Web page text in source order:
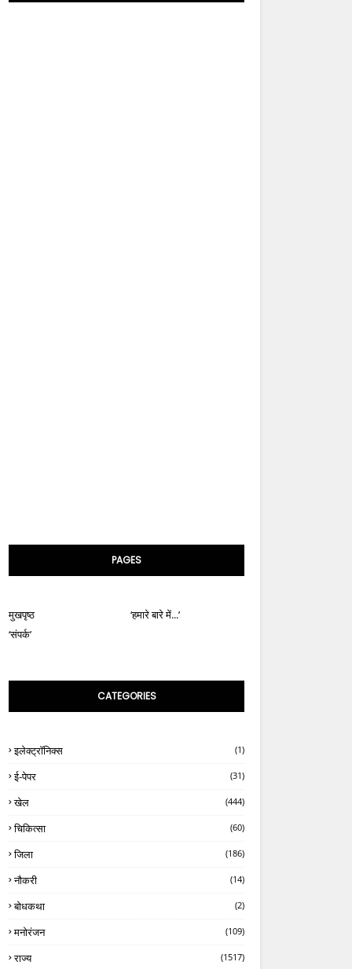
PAGES
मुखपृष्ठ
‘हमारे बारे में...’
‘संपर्क’
CATEGORIES
इलेक्ट्रॉनिक्स (1)
ई-पेपर (31)
खेल (444)
चिकित्सा (60)
जिला (186)
नौकरी (14)
बोधकथा (2)
मनोरंजन (109)
राज्य (1517)